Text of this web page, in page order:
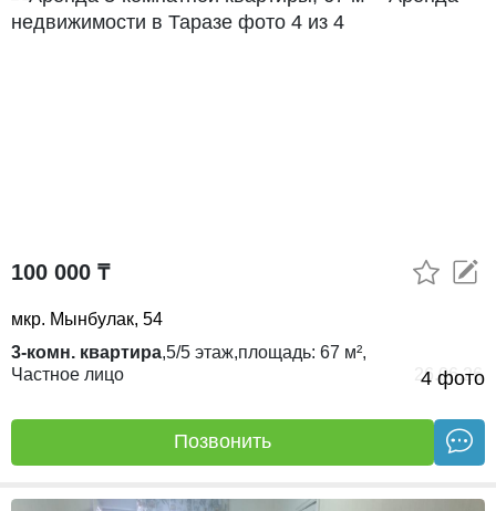
4 фото
100 000 ₸
мкр. Мынбулак, 54
3-комн. квартира,5/5 этаж,площадь: 67 м²,
Частное лицо
26.06.26
Позвонить